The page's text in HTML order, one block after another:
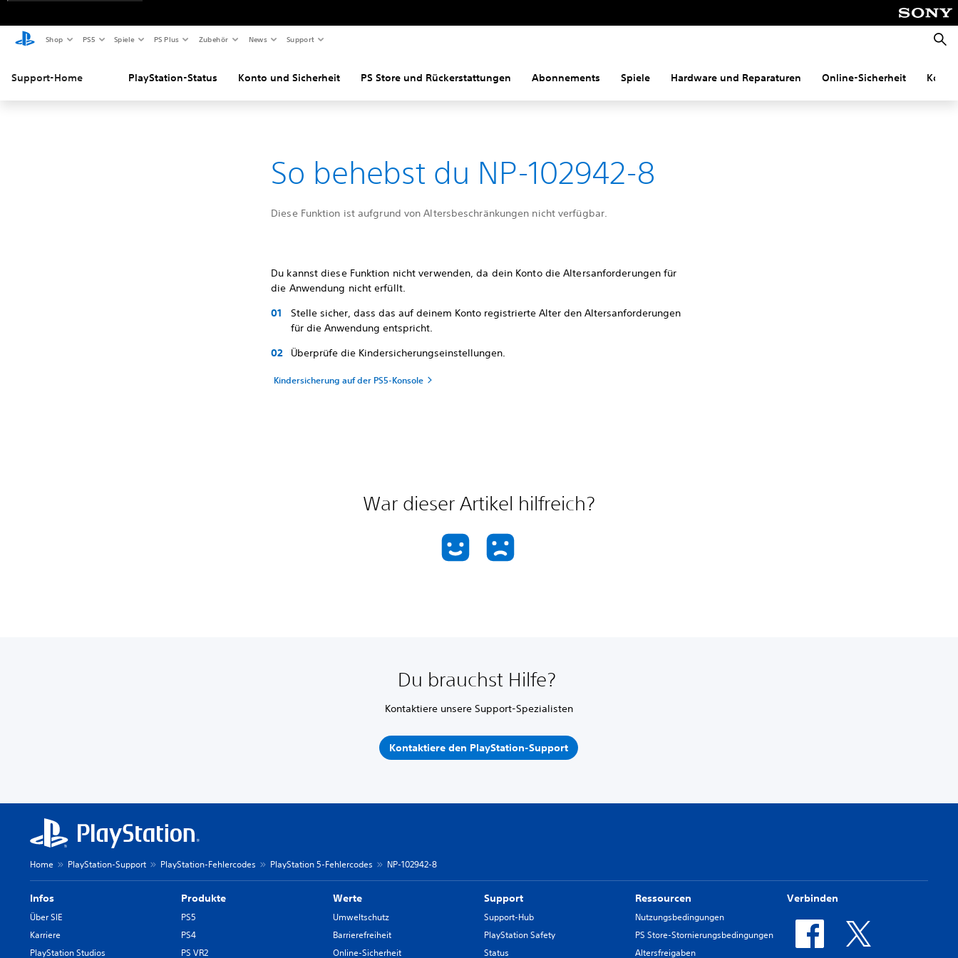
Shop PS5 Spiele PS Plus Zubehör News Support
Support-Home PlayStation-Status Konto und Sicherheit PS Store und Rückerstattungen Abonnements Spiele Hardware und Reparaturen Online-Sicherheit
So behebst du NP-102942-8
Diese Funktion ist aufgrund von Altersbeschränkungen nicht verfügbar.
Du kannst diese Funktion nicht verwenden, da dein Konto die Altersanforderungen für
die Anwendung nicht erfüllt.
Stelle sicher, dass das auf deinem Konto registrierte Alter den Altersanforderungen
für die Anwendung entspricht.
Überprüfe die Kindersicherungseinstellungen.
Kindersicherung auf der PS5-Konsole
War dieser Artikel hilfreich?
Du brauchst Hilfe?
Kontaktiere unsere Support-Spezialisten
Kontaktiere den PlayStation-Support
Home PlayStation-Support PlayStation-Fehlercodes PlayStation 5-Fehlercodes NP-102942-8
Infos
Über SIE
Karriere
PlayStation Studios
Produkte
PS5
PS4
PS VR2
Werte
Umweltschutz
Barrierefreiheit
Online-Sicherheit
Support
Support-Hub
PlayStation Safety
Status
Ressourcen
Nutzungsbedingungen
PS Store-Stornierungsbedingungen
Altersfreigaben
Verbinden